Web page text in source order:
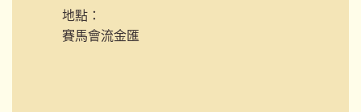
地點：
賽馬會流金匯